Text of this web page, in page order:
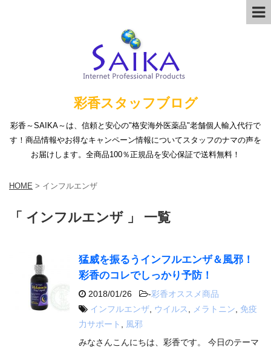
彩香スタッフブログ
彩香～SAIKA～は、信頼と安心の"格安海外医薬品"老舗個人輸入代行で
す！商品情報やお得なキャンペーン情報についてスタッフのナマの声を
お届けします。全商品100％正規品を安心保証で送料無料！
HOME > インフルエンザ
「 インフルエンザ 」 一覧
猛威を振るうインフルエンザ＆風邪！
彩香のコレでしっかり予防！
2018/01/26 -彩香オススメ商品
インフルエンザ ウイルス メラトニン
免疫
力サポート
風邪
みなさんこんにちは、彩香です。 今日のテーマ